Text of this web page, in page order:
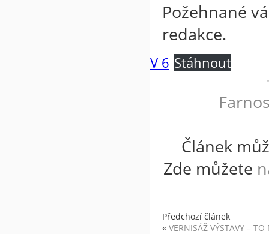
Požehnané
redakce.
V 6 Stáhnout
Článek
Zde můžete
Předchozí článek
« VERNISÁŽ VÝSTAVY – TO